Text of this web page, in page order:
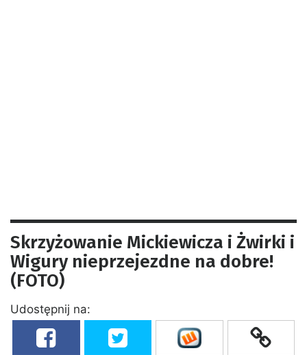
Skrzyżowanie Mickiewicza i Żwirki i
Wigury nieprzejezdne na dobre!
(FOTO)
Udostępnij na: